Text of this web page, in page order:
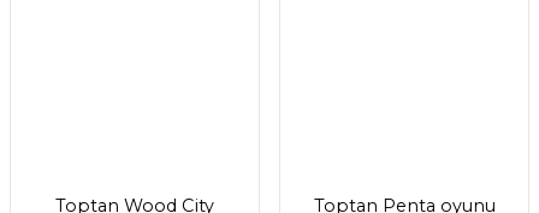
Toptan Wood City Toptan Penta oyunu